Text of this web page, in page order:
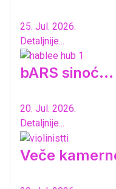
25. Jul. 2026.
Detaljnije...
bARS sinoć...
20. Jul. 2026.
Detaljnije...
Veče